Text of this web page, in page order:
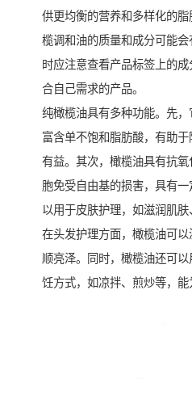
供更均衡的营养和多样化的
榄调和油的质量和成分可能
时应注意查看产品标签上的
合自己需求的产品。
纯橄榄油具有多种功能。先，
富含单不饱和脂肪酸，有助
有益。其次，橄榄油具有抗
胞免受自由基的损害，具有一
以用于皮肤护理，如滋润肌肤
在头发护理方面，橄榄油可
顺亮泽。同时，橄榄油还可
饪方式，如凉拌、煎炒等，能